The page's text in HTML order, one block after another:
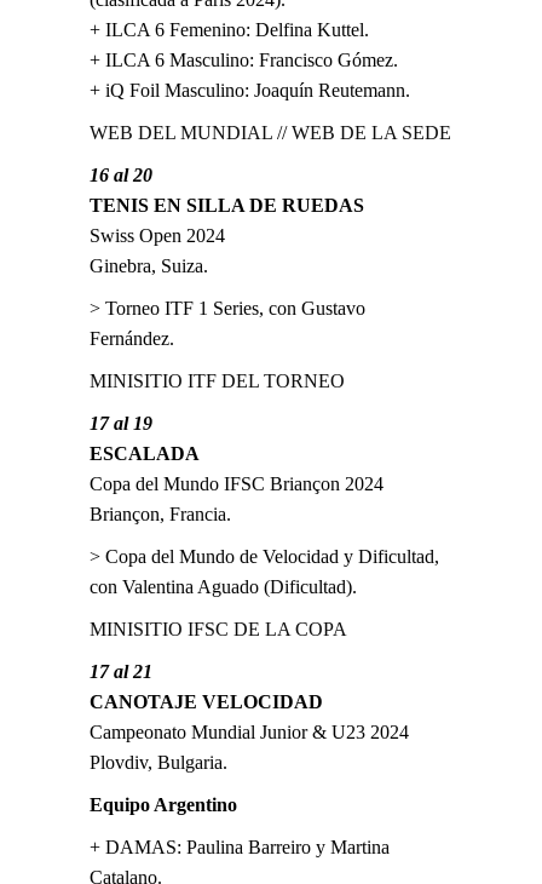
+ ILCA 6 Femenino: Delfina Kuttel.
+ ILCA 6 Masculino: Francisco Gómez.
+ iQ Foil Masculino: Joaquín Reutemann.
WEB DEL MUNDIAL //WEB DE LA SEDE
16 al 20
TENIS EN SILLA DE RUEDAS
Swiss Open 2024
Ginebra, Suiza.
> Torneo ITF 1 Series, con Gustavo
Fernández.
MINISITIO ITF DEL TORNEO
17 al 19
ESCALADA
Copa del Mundo IFSC Briançon 2024
Briançon, Francia.
> Copa del Mundo de Velocidad y Dificultad,
con Valentina Aguado (Dificultad).
MINISITIO IFSC DE LA COPA
17 al 21
CANOTAJE VELOCIDAD
Campeonato Mundial Junior & U23 2024
Plovdiv, Bulgaria.
Equipo Argentino
+ DAMAS: Paulina Barreiro y Martina
Catalano.